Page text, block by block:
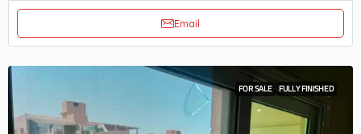
Email
FOR SALE FULLY FINISHED